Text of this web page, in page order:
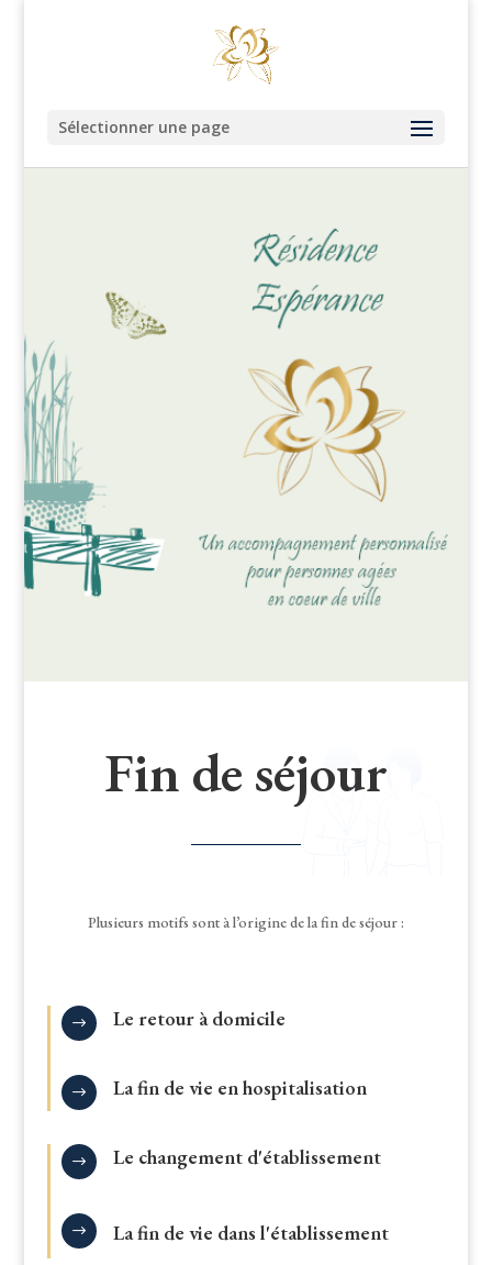
Sélectionner une page
Fin de séjour
Plusieurs motifs sont à l’origine de la fin de séjour :
$ Le retour à domicile
$ La fin de vie en hospitalisation
$ Le changement d'établissement
$ La fin de vie dans l'établissement